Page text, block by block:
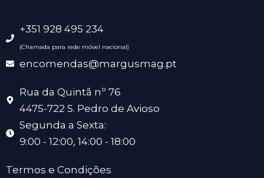
+351 928 495 234
(Chamada para rede móvel nacional)
encomendas@margusmag.pt
Rua da Quintã nº 76
4475-722 S. Pedro de Avioso
Segunda a Sexta:
9:00 - 12:00, 14:00 - 18:00
Termos e Condições